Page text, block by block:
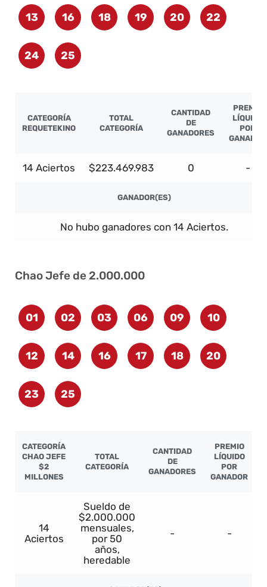
13 16 18 19 20 22
24 25
CATEGORÍA
REQUETEKINO
TOTAL
CATEGORÍA
CANTIDAD
DE
GANADORES
PREMIO
LÍQUIDO
POR
GANADOR
14 Aciertos $223.469.983 0 -
GANADOR(ES)
No hubo ganadores con 14 Aciertos.
Chao Jefe de 2.000.000
01 02 03 06 09 10
12 14 16 17 18 20
23 25
CATEGORÍA
CHAO JEFE
$2
MILLONES
TOTAL
CATEGORÍA
CANTIDAD
DE
GANADORES
PREMIO
LÍQUIDO
POR
GANADOR
14
Aciertos
Sueldo de
$2.000.000
mensuales,
por 50
años,
heredable
- -